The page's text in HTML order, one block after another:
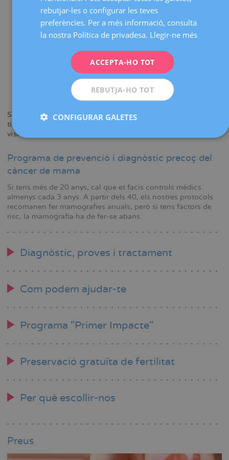
Canvis en textura de la pell (pell de taronja).
Canvis de color (envermelliment de la pell).
Canvi en la direcció del mugró.
Retracció de zona de pell de la mama i/o mugró.
Vessament pel mugró.
Si tens algun d'aquests símptomes no significa que
tinguis càncer, però et recomanem que sol·licitis una
visita al nostre centre.
Programa de prevenció i diagnòstic precoç del
càncer de mama
Si tens més de 20 anys, cal que et facis controls mèdics
almenys cada 3 anys. A partir dels 40, els nostres protocols
recomanen fer mamografies anuals, però si tens factors de
risc, la mamografia ha de fer-se abans.
Diagnòstic, proves i tractament
Com podem ajudar-te
Programa "Primer Impacte"
Preservació gratuïta de fertilitat
Per què escollir-nos
Preus
FRENCH
rebutjar-les o configurar les teves
preferències. Per a més informació, consulta
la nostra Política de privadesa. Llegir-ne més
ACCEPTA-HO TOT
REBUTJA-HO TOT
CONFIGURAR GALETES